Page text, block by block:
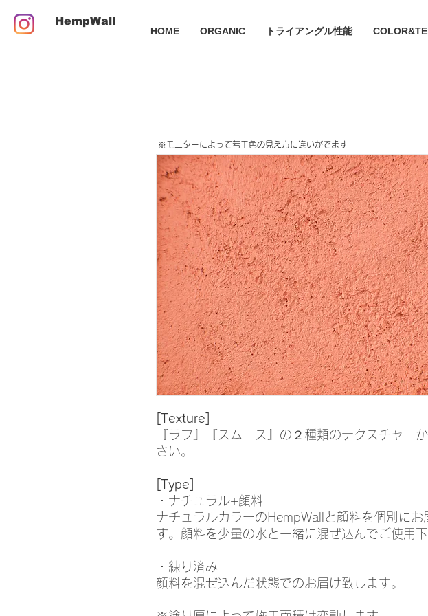
HempWall
HOME ORGANIC トライアングル性能
[Texture]
『ラフ』『スムース』の２種類のテクスチャー
さい。
[Type]
・ナチュラル+顔料
ナチュラルカラーのHempWallと顔料を個別にお
す。顔料を少量の水と一緒に混ぜ込んでご使用下
・練り済み
顔料を混ぜ込んだ状態でのお届け致します。
​※モニターによって若干色の見え方に違いがでます